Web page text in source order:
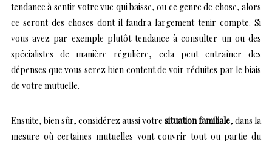
tendance à sentir votre vue qui baisse, ou ce genre de chose, alors
ce seront des choses dont il faudra largement tenir compte. Si
vous avez par exemple plutôt tendance à consulter un ou des
spécialistes de manière régulière, cela peut entraîner des
dépenses que vous serez bien content de voir réduites par le biais
de votre mutuelle.
Ensuite, bien sûr, considérez aussi votre situation familiale, dans la
mesure où certaines mutuelles vont couvrir tout ou partie du